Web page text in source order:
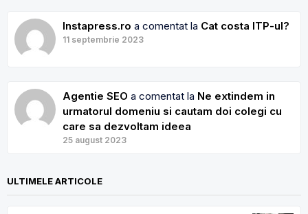
Instapress.ro a comentat la Cat costa ITP-ul?
11 septembrie 2023
Agentie SEO a comentat la Ne extindem in
urmatorul domeniu si cautam doi colegi cu
care sa dezvoltam ideea
25 august 2023
ULTIMELE ARTICOLE